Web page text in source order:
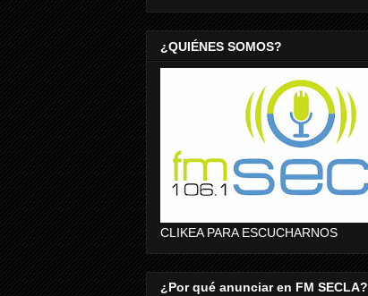
¿QUIÉNES SOMOS?
CLIKEA PARA ESCUCHARNOS
¿Por qué anunciar en FM SECLA?